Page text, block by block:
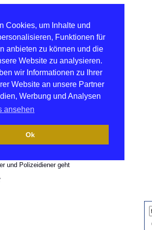
Cookies, um Inhalte und
Funktionen für
anbieten zu können und die
Website zu analysieren.
wir Informationen zu Ihrer
Website an unsere Partner
Werbung und Analysen
ansehen
Ok
und Polizeidiener geht